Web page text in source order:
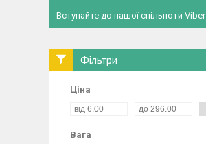
Вступайте до нашої спільноти Viber
Фільтри
Ціна
Вага